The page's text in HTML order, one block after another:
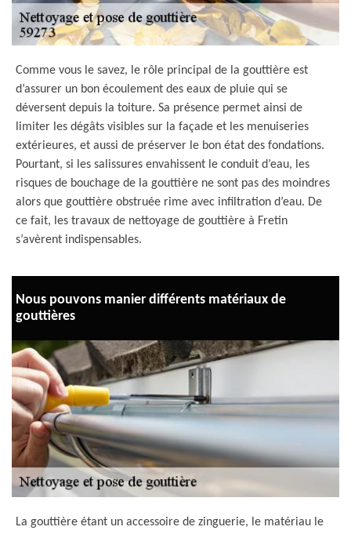
Comme vous le savez, le rôle principal de la gouttière est
d’assurer un bon écoulement des eaux de pluie qui se
déversent depuis la toiture. Sa présence permet ainsi de
limiter les dégâts visibles sur la façade et les menuiseries
extérieures, et aussi de préserver le bon état des fondations.
Pourtant, si les salissures envahissent le conduit d’eau, les
risques de bouchage de la gouttière ne sont pas des moindres
alors que gouttière obstruée rime avec infiltration d’eau. De
ce fait, les travaux de nettoyage de gouttière à Fretin
s’avèrent indispensables.
Nous pouvons manier différents matériaux de
gouttières
La gouttière étant un accessoire de zinguerie, le matériau le